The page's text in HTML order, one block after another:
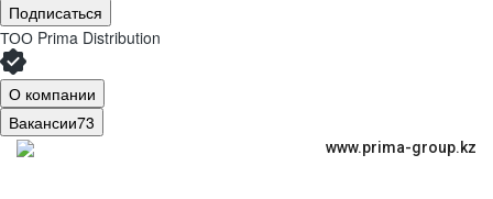
Подписаться
ТОО Prima Distribution
О компании
Вакансии73
www.prima-group.kz